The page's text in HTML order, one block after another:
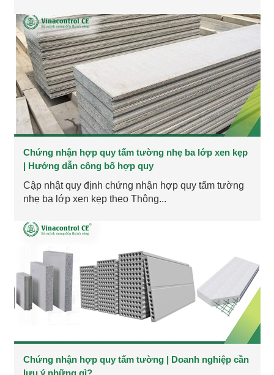
Chứng nhận hợp quy tấm tường nhẹ ba lớp xen kẹp
| Hướng dẫn công bố hợp quy
Cập nhật quy định chứng nhận hợp quy tấm tường
nhẹ ba lớp xen kẹp theo Thông...
Chứng nhận hợp quy tấm tường | Doanh nghiệp cần
lưu ý những gì?